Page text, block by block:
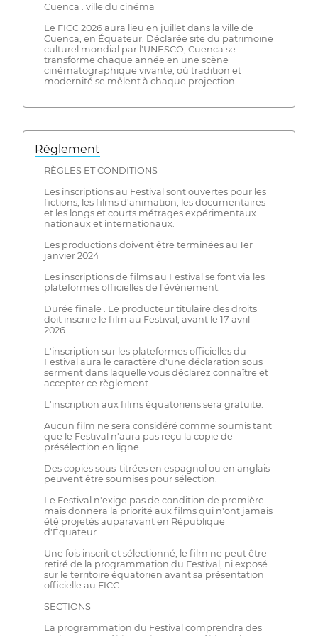
Cuenca : ville du cinéma
Le FICC 2026 aura lieu en juillet dans la ville de
Cuenca, en Équateur. Déclarée site du patrimoine
culturel mondial par l'UNESCO, Cuenca se
transforme chaque année en une scène
cinématographique vivante, où tradition et
modernité se mêlent à chaque projection.
Règlement
RÈGLES ET CONDITIONS
Les inscriptions au Festival sont ouvertes pour les
fictions, les films d'animation, les documentaires
et les longs et courts métrages expérimentaux
nationaux et internationaux.
Les productions doivent être terminées au 1er
janvier 2024
Les inscriptions de films au Festival se font via les
plateformes officielles de l'événement.
Durée finale : Le producteur titulaire des droits
doit inscrire le film au Festival, avant le 17 avril
2026.
L'inscription sur les plateformes officielles du
Festival aura le caractère d'une déclaration sous
serment dans laquelle vous déclarez connaître et
accepter ce règlement.
L'inscription aux films équatoriens sera gratuite.
Aucun film ne sera considéré comme soumis tant
que le Festival n'aura pas reçu la copie de
présélection en ligne.
Des copies sous-titrées en espagnol ou en anglais
peuvent être soumises pour sélection.
Le Festival n'exige pas de condition de première
mais donnera la priorité aux films qui n'ont jamais
été projetés auparavant en République
d'Équateur.
Une fois inscrit et sélectionné, le film ne peut être
retiré de la programmation du Festival, ni exposé
sur le territoire équatorien avant sa présentation
officielle au FICC.
SECTIONS
La programmation du Festival comprendra des